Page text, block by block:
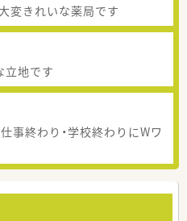
変きれいな薬局です
立地です
事終わり・学校終わりにWワ